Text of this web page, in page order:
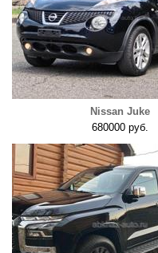
Nissan Juke
680000 руб.